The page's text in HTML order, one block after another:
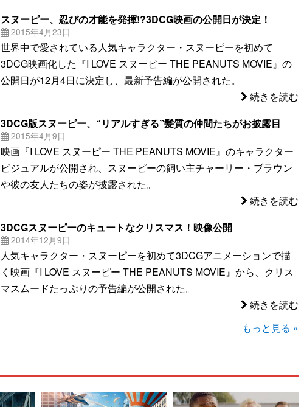
スヌーピー、忍びの才能を発揮!?3DCG映画の公開日が決定！
2015年4月23日
世界中で愛されている人気キャラクター・スヌーピーを初めて
3DCG映画化した『I LOVE スヌーピー THE PEANUTS MOVIE』の
公開日が12月4日に決定し、最新予告編が公開された。
続きを読む
3DCG版スヌーピー、“リアルすぎる”髪質の仲間たちがお披露目
2015年4月9日
映画『I LOVE スヌーピー THE PEANUTS MOVIE』のキャラクター
ビジュアルが公開され、スヌーピーの飼い主チャーリー・ブラウン
や彼の友人たちの姿が披露された。
続きを読む
3DCGスヌーピーのキュートなクリスマス！映像公開
2014年12月9日
人気キャラクター・スヌーピーを初めて3DCGアニメーションで描
く映画『I LOVE スヌーピー THE PEANUTS MOVIE』から、クリス
マスムードたっぷりの予告編が公開された。
続きを読む
もっと見る »